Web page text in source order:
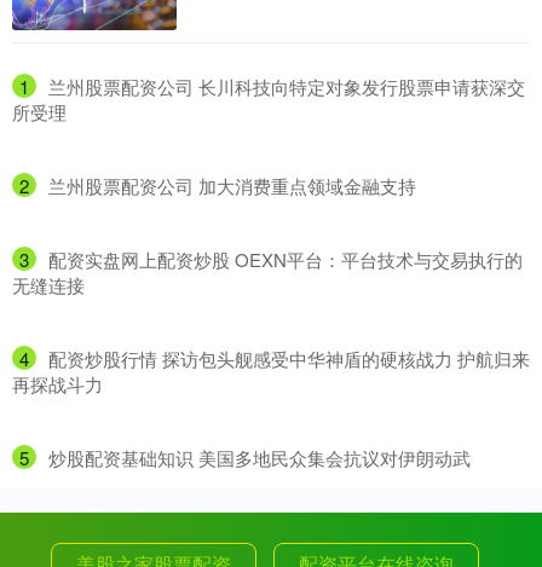
1
​兰州股票配资公司 长川科技向特定对象发行股票申请获深交
所受理
2 ​兰州股票配资公司 加大消费重点领域金融支持
3
​配资实盘网上配资炒股 OEXN平台：平台技术与交易执行的
无缝连接
4
​配资炒股行情 探访包头舰感受中华神盾的硬核战力 护航归来
再探战斗力
5 ​炒股配资基础知识 美国多地民众集会抗议对伊朗动武